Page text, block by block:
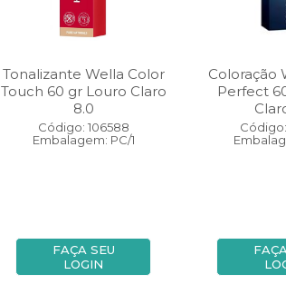
Tonalizante Wella Color
Touch 60 gr Louro Claro
8.0
Código: 106588
Embalagem: PC/1
FAÇA SEU
LOGIN
Coloração
Perfect